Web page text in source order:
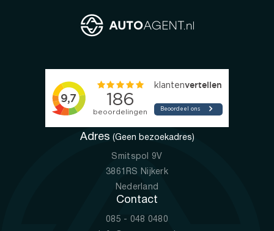
Adres (Geen bezoekadres)
Smitspol 9V
3861RS Nijkerk
Nederland
Contact
085 - 048 0480